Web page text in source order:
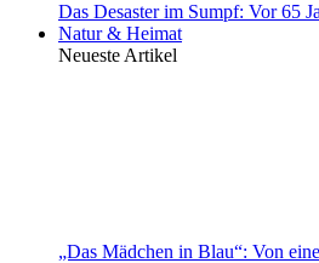
Das Desaster im Sumpf: Vor 65
Natur & Heimat
Neueste Artikel
„Das Mädchen in Blau“: Von